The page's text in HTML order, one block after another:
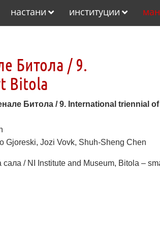
настани институции
Битола / 9.
Bitola
Битола / 9. International triennial of
Gjoreski, Jozi Vovk, Shuh-Sheng Chen
/ NI Institute and Museum, Bitola –